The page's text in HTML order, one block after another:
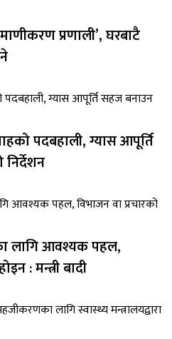
प्रणाली’, घरबाटै
पदबहाली, ग्यास आपूर्ति
लागि आवश्यक पहल,
: मन्त्री बादी